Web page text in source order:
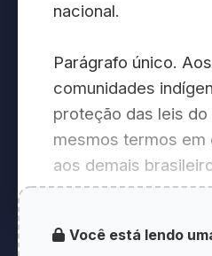
nacional.
Parágrafo único.
comunidades
proteção das leis do
mesmos termos em
aos demais
os usos, costumes
peculiares
Você está lendo